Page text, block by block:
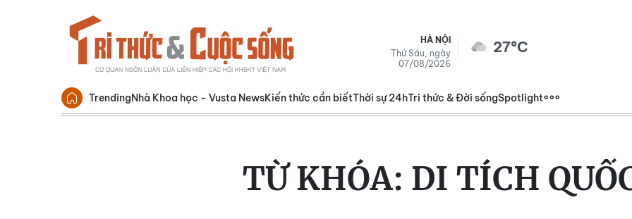
HÀ NỘI
Thứ Sáu, ngày
07/08/2026
27°C
TrendingNhà Khoa học - Vusta NewsKiến thức cần biếtThời sự 24hTri thức & Đời sốngSpotlight
TỪ KHÓA: DI TÍCH